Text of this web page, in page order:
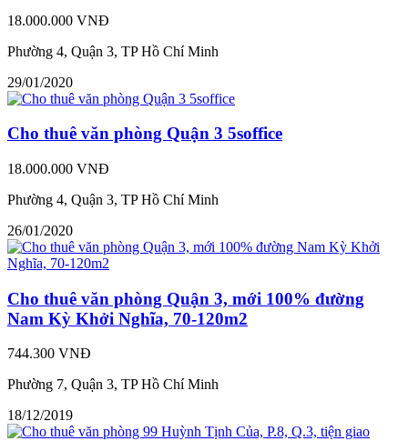
18.000.000 VNĐ
Phường 4, Quận 3, TP Hồ Chí Minh
29/01/2020
Cho thuê văn phòng Quận 3 5soffice
18.000.000 VNĐ
Phường 4, Quận 3, TP Hồ Chí Minh
26/01/2020
Cho thuê văn phòng Quận 3, mới 100% đường
Nam Kỳ Khởi Nghĩa, 70-120m2
744.300 VNĐ
Phường 7, Quận 3, TP Hồ Chí Minh
18/12/2019